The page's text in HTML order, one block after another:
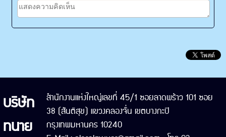
บริษัท
ทนาย
สำนักงานแห่งใหญ่เลขที่ 45/1 ซอยลาดพร้าว 101 ซอย
38 (สันติสุข) แขวงคลองจั่น เขตบางกะปิ
กรุงเทพมหานคร 10240